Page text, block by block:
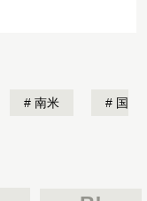
南米 国